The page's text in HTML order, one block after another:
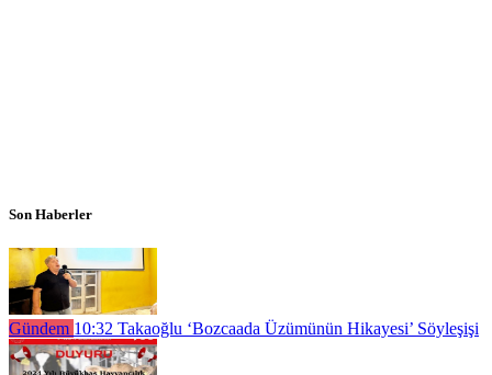
Son Haberler
Gündem 10:32 Takaoğlu ‘Bozcaada Üzümünün Hikayesi’ Söyleşişi